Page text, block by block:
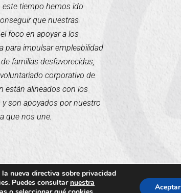
tiempo hemos ido
que nuestras
foco en apoyar a los
para impulsar empleabilidad
familias desfavorecidas,
corporativo de
están alineados con los
y son apoyados por nuestro
que nos une.
nueva directiva sobre privacidad
Puedes consultar nuestra